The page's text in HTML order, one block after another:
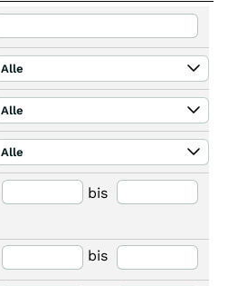
Alle
Alle
Alle
bis
bis